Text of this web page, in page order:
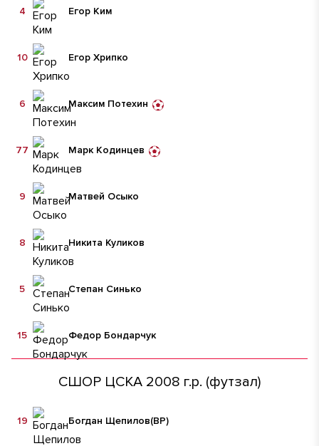
Егор Ким
4
Егор Хрипко
10
Максим Потехин
6
Марк Кодинцев
77
Матвей Осыко
9
Никита Куликов
8
Степан Синько
5
Федор Бондарчук
15
СШОР ЦСКА 2008 г.р. (футзал)
Богдан Щепилов(ВР)
19